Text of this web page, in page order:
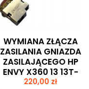
WYMIANA ZŁĄCZA
ZASILANIA GNIAZDA
ZASILAJĄCEGO HP
ENVY X360 13 13T-
H/13-AG/13M-AG
Cena
220,00 zł